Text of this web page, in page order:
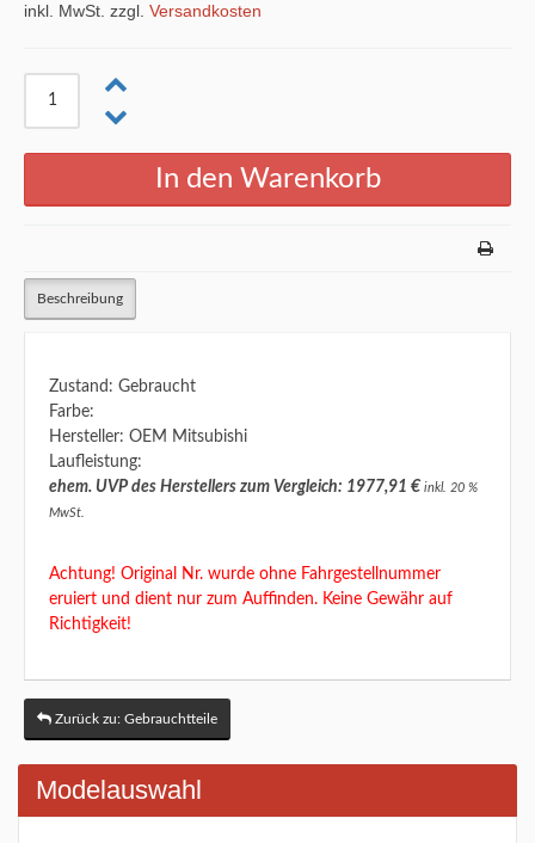
inkl. MwSt. zzgl. Versandkosten
Beschreibung
Zustand: Gebraucht
Farbe:
Hersteller: OEM Mitsubishi
Laufleistung:
ehem. UVP des Herstellers zum Vergleich: 1977,91 € inkl. 20 %
MwSt.
Achtung! Original Nr. wurde ohne Fahrgestellnummer
eruiert und dient nur zum Auffinden. Keine Gewähr auf
Richtigkeit!
Zurück zu: Gebrauchtteile
Modelauswahl